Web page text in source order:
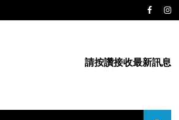
請按讚接收最新訊息